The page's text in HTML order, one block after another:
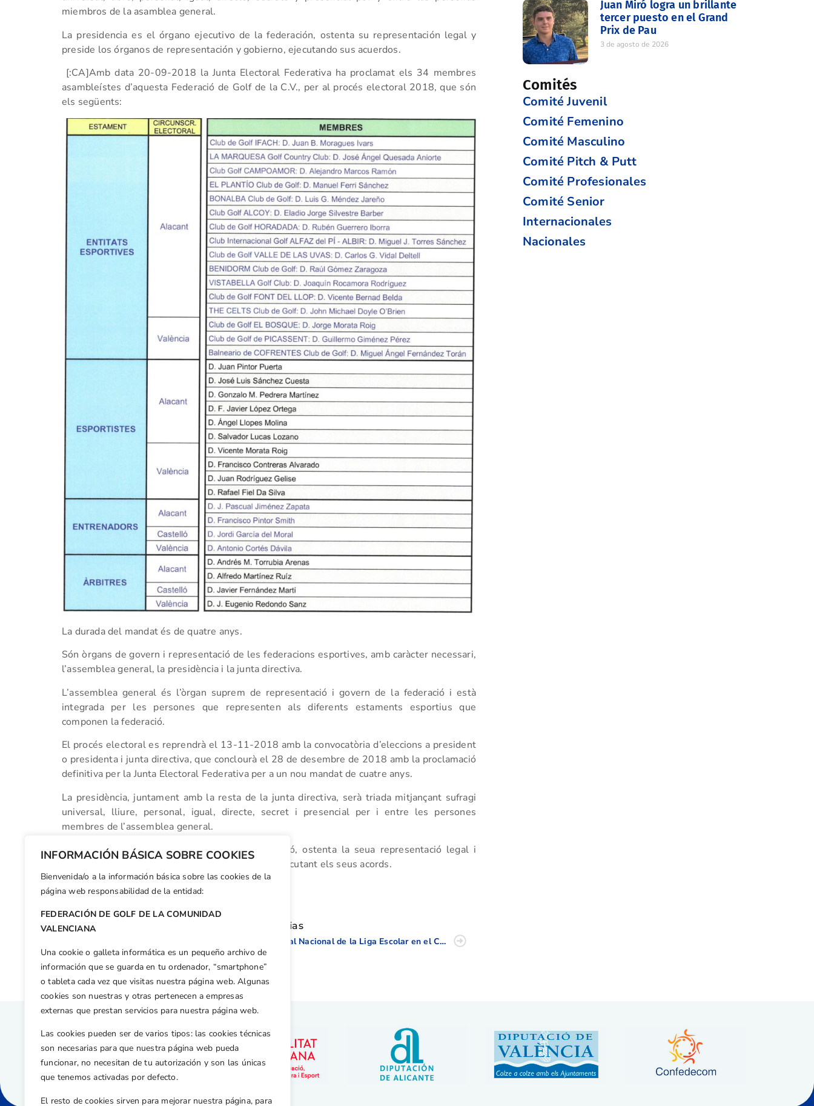
INFORMACIÓN BÁSICA SOBRE COOKIES
Bienvenida/o a la información básica sobre las cookies de la
página web responsabilidad de la entidad:
FEDERACIÓN DE GOLF DE LA COMUNIDAD
VALENCIANA
Una cookie o galleta informática es un pequeño archivo de
información que se guarda en tu ordenador, “smartphone”
o tableta cada vez que visitas nuestra página web. Algunas
cookies son nuestras y otras pertenecen a empresas
externas que prestan servicios para nuestra página web.
Las cookies pueden ser de varios tipos: las cookies técnicas
son necesarias para que nuestra página web pueda
funcionar, no necesitan de tu autorización y son las únicas
que tenemos activadas por defecto.
El resto de cookies sirven para mejorar nuestra página, para
miembros de la asamblea general.
La presidencia es el órgano ejecutivo de la federación, ostenta su representación legal y
preside los órganos de representación y gobierno, ejecutando sus acuerdos.
[:CA]Amb data 20-09-2018 la Junta Electoral Federativa ha proclamat els 34 membres
asambleístes d’aquesta Federació de Golf de la C.V., per al procés electoral 2018, que són
els següents:
La durada del mandat és de quatre anys.
Són òrgans de govern i representació de les federacions esportives, amb caràcter necessari,
l’assemblea general, la presidència i la junta directiva.
L’assemblea general és l’òrgan suprem de representació i govern de la federació i està
integrada per les persones que representen als diferents estaments esportius que
componen la federació.
El procés electoral es reprendrà el 13-11-2018 amb la convocatòria d’eleccions a president
o presidenta i junta directiva, que conclourà el 28 de desembre de 2018 amb la proclamació
definitiva per la Junta Electoral Federativa per a un nou mandat de cuatre anys.
La presidència, juntament amb la resta de la junta directiva, serà triada mitjançant sufragi
universal, lliure, personal, igual, directe, secret i presencial per i entre les persones
membres de l’assemblea general.
La presidència és l’òrgan executiu de la federació, ostenta la seua representació legal i
presideix els òrgans de representació i govern, executant els seus acords.
Facebook
X WhatsApp
LinkedIn
Email
Otras noticias
II Final Nacional de la Liga Escolar en el Centro Nacional.
Juan Miró logra un brillante
tercer puesto en el Grand
Prix de Pau
3 de agosto de 2026
Comités
Comité Juvenil
Comité Femenino
Comité Masculino
Comité Pitch & Putt
Comité Profesionales
Comité Senior
Internacionales
Nacionales